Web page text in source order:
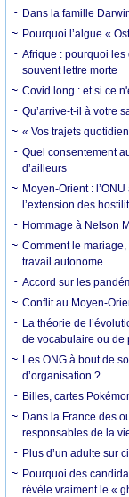
Dans la famille
Pourquoi l’algue «
Afrique : pourquoi
souvent lettre morte
Covid long : et si ce
Qu’arrive-t-il à votre
« Vos trajets
Quel consentement
d’ailleurs
Moyen-Orient :
l’extension des
Hommage à Nelson
Comment le
travail autonome
Accord sur les
Conflit au Moyen-
La théorie de
de vocabulaire ou de
Les ONG à bout de
d’organisation ?
Billes, cartes
Dans la France des
responsables de la
Plus d’un adulte sur
Pourquoi des
révèle vraiment le «